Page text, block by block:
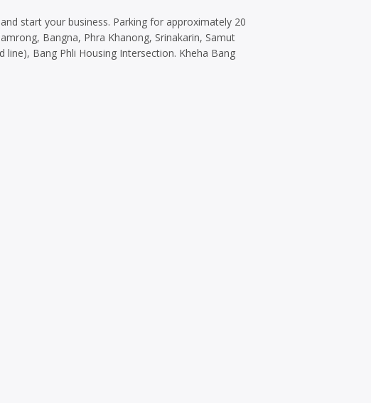
start your business. Parking for approximately 20
Bangna, Phra Khanong, Srinakarin, Samut
line), Bang Phli Housing Intersection. Kheha Bang